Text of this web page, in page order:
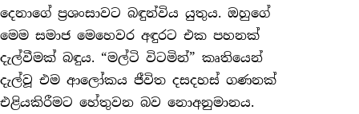
දෙනාගේ ප්‍රශංසාවට බඳුන්විය යුතුය. ඔහුගේ
මෙම සමාජ මෙහෙවර අඳුරට එක පහනක්
දැල්වීමක් බඳුය. “මල්ටි විටමින්” කෘතියෙන්
දැල්වූ එම ආලෝකය ජීවිත දසදහස් ගණනක්
එළියකිරීමට හේතුවන බව නොඅනුමානය.